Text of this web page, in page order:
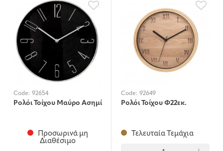
Code: 92654
Ρολόι Τοίχου Μαύρο Ασημί
Προσωρινά μη
Διαθέσιμο
Code: 92649
Ρολόι Τοίχου Φ22εκ.
Τελευταία Τεμάχια